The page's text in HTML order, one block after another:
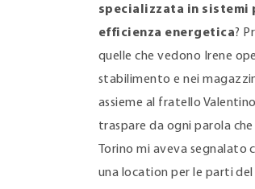
specializzata in sistemi
efficienza energetica?
quelle che vedono Irene
stabilimento e nei
assieme al fratello
traspare da ogni parola che
Torino mi aveva segnalato
una location per le parti